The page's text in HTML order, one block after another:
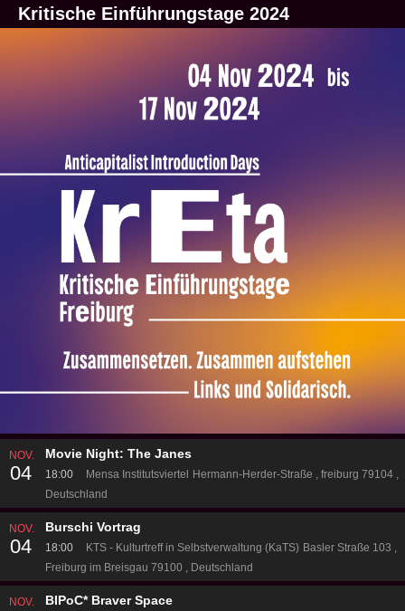
Kritische Einführungstage 2024
NOV.
04
Movie Night: The Janes
18:00 Mensa Institutsviertel Hermann-Herder-Straße
freiburg 79104
Deutschland
NOV.
04
Burschi Vortrag
18:00 KTS - Kulturtreff in Selbstverwaltung (KaTS) Basler Straße 103
Freiburg im Breisgau 79100
Deutschland
NOV. BIPoC* Braver Space